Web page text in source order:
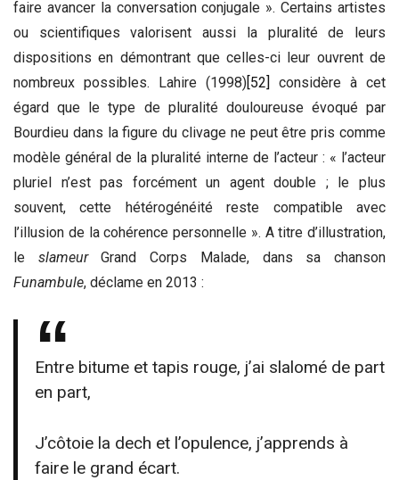
faire avancer la conversation conjugale ». Certains artistes
ou scientifiques valorisent aussi la pluralité de leurs
dispositions en démontrant que celles-ci leur ouvrent de
nombreux possibles. Lahire (1998)[52]
considère à cet
égard que le type de pluralité douloureuse évoqué par
Bourdieu dans la figure du clivage ne peut être pris comme
modèle général de la pluralité interne de l’acteur : « l’acteur
pluriel n’est pas forcément un agent double ; le plus
souvent, cette hétérogénéité reste compatible avec
l’illusion de la cohérence personnelle ». A titre d’illustration,
le slameurGrand Corps Malade, dans sa chanson
Funambule, déclame en 2013 :
Entre bitume et tapis rouge, j’ai slalomé de part
en part,
J’côtoie la dech et l’opulence, j’apprends à
faire le grand écart.